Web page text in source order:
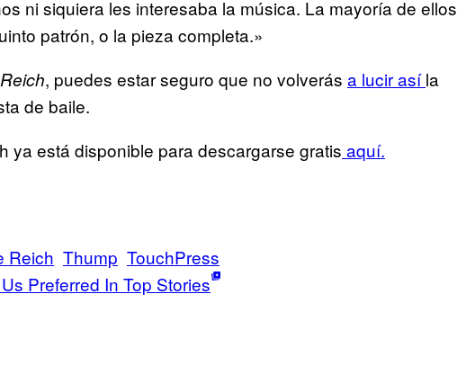
ni siquiera les interesaba la música. La mayoría de ellos
patrón, o la pieza completa.»
, puedes estar seguro que no volverás a lucir asíla
de baile.
ya está disponible para descargarse gratis aquí.
Reich Thump TouchPress
Preferred In Top Stories